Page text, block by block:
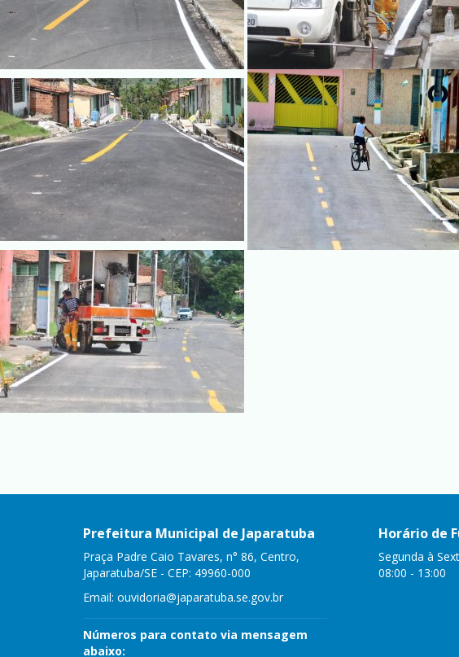
Prefeitura Municipal de Japaratuba
Praça Padre Caio Tavares, n° 86, Centro,
Japaratuba/SE - CEP: 49960-000
Email: ouvidoria@japaratuba.se.gov.br
Números para contato via mensagem
abaixo:
Horário de
Segunda à
08:00 - 13:00